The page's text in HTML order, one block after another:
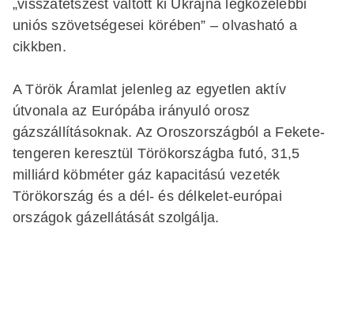
„visszatetszést váltott ki Ukrajna legközelebbi
uniós szövetségesei körében” – olvasható a
cikkben.
A Török Áramlat jelenleg az egyetlen aktív
útvonala az Európába irányuló orosz
gázszállításoknak. Az Oroszországból a Fekete-
tengeren keresztül Törökországba futó, 31,5
milliárd köbméter gáz kapacitású vezeték
Törökország és a dél- és délkelet-európai
országok gázellátását szolgálja.